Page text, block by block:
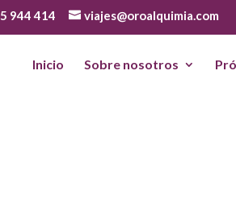
944 414 viajes@oroalquimia.com
Inicio Sobre nosotros